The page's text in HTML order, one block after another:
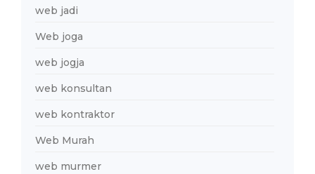
web jadi
Web joga
web jogja
web konsultan
web kontraktor
Web Murah
web murmer